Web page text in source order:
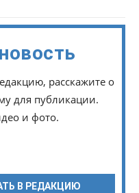
расскажите о
для публикации.
и фото.
В РЕДАКЦИЮ